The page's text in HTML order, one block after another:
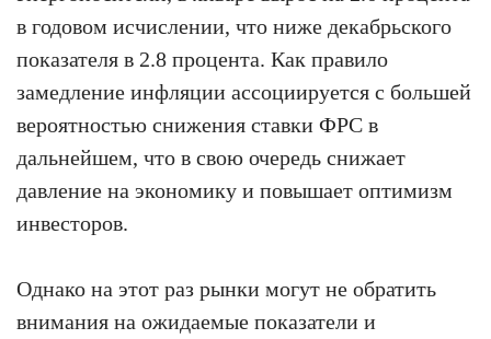
в годовом исчислении, что ниже декабрьского
показателя в 2.8 процента. Как правило
замедление инфляции ассоциируется с большей
вероятностью снижения ставки ФРС в
дальнейшем, что в свою очередь снижает
давление на экономику и повышает оптимизм
инвесторов.
Однако на этот раз рынки могут не обратить
внимания на ожидаемые показатели и